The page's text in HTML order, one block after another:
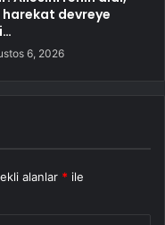
harekat devreye
6, 2026
alanlar * ile